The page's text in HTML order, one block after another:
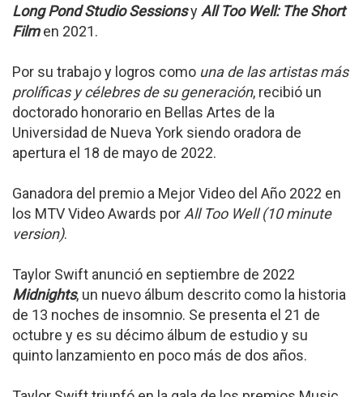
Long Pond Studio SessionsyAll Too Well: The Short
Filmen 2021.
Por su trabajo y logros como una de las artistas más
prolíficas y célebres de su generación, recibió un
doctorado honorario en Bellas Artes de la
Universidad de Nueva York siendo oradora de
apertura el 18 de mayo de 2022.
Ganadora del premio a Mejor Video del Año 2022 en
los MTV Video Awards por All Too Well (10 minute
version).
Taylor Swift anunció en septiembre de 2022
Midnights, un nuevo álbum descrito como la historia
de 13 noches de insomnio. Se presenta el 21 de
octubre y es su décimo álbum de estudio y su
quinto lanzamiento en poco más de dos años.